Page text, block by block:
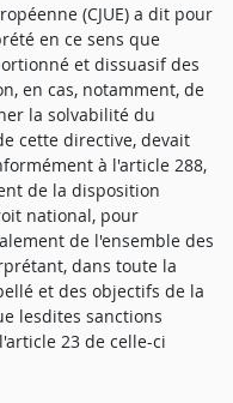
(CJUE) a dit pour
en ce sens que
et dissuasif des
en cas, notamment, de
la solvabilité du
cette directive, devait
à l'article 288,
de la disposition
national, pour
de l'ensemble des
dans toute la
et des objectifs de la
lesdites sanctions
23 de celle-ci